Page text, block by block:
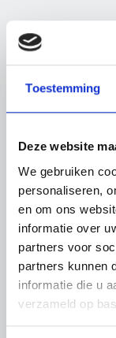
Toestemming
Deze website
We gebruiken
personaliseren,
en om ons
informatie over
partners voor
partners kunnen
informatie die u
verzameld op